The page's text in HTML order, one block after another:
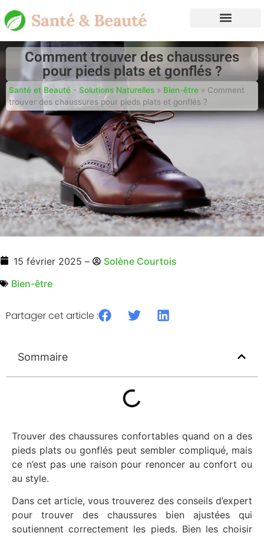
Comment trouver des chaussures
pour pieds plats et gonflés ?
Santé et Beauté - Solutions Naturelles » Bien-être » Comment
trouver des chaussures pour pieds plats et gonflés ?
15 février 2025 –
Solène Courtois
Bien-être
Partager cet article :
Sommaire
Trouver des chaussures confortables quand on a des
pieds plats ou gonflés peut sembler compliqué, mais
ce n’est pas une raison pour renoncer au confort ou
au style.
Dans cet article, vous trouverez des conseils d’expert
pour trouver des chaussures bien ajustées qui
soutiennent correctement les pieds. Bien les choisir